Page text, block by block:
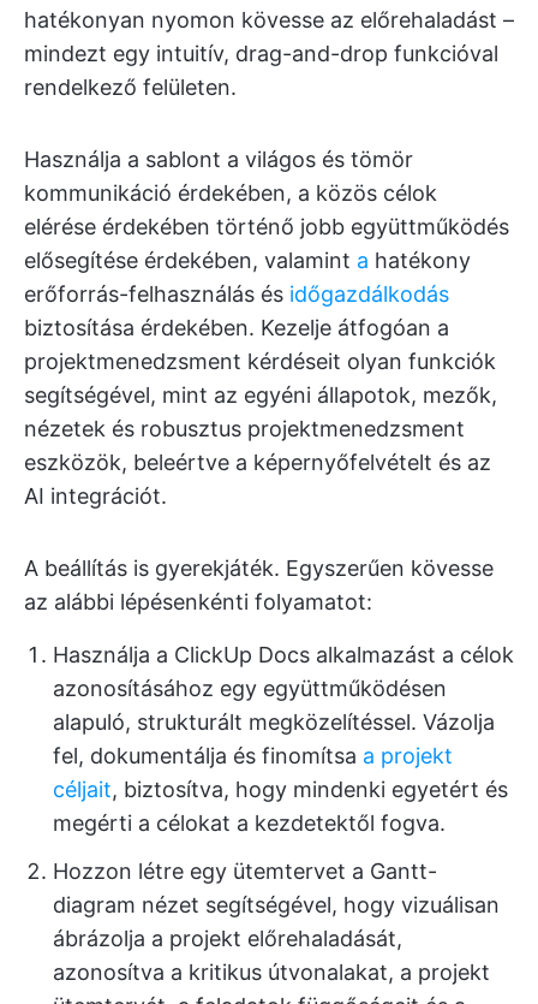
hatékonyan nyomon kövesse az előrehaladást –
mindezt egy intuitív, drag-and-drop funkcióval
rendelkező felületen.
Használja a sablont a világos és tömör
kommunikáció érdekében, a közös célok
elérése érdekében történő jobb együttműködés
elősegítése érdekében, valamint a hatékony
erőforrás-felhasználás és időgazdálkodás
biztosítása érdekében. Kezelje átfogóan a
projektmenedzsment kérdéseit olyan funkciók
segítségével, mint az egyéni állapotok, mezők,
nézetek és robusztus projektmenedzsment
eszközök, beleértve a képernyőfelvételt és az
AI integrációt.
A beállítás is gyerekjáték. Egyszerűen kövesse
az alábbi lépésenkénti folyamatot:
Használja a ClickUp Docs alkalmazást a célok
azonosításához egy együttműködésen
alapuló, strukturált megközelítéssel. Vázolja
fel, dokumentálja és finomítsa a projekt
céljait, biztosítva, hogy mindenki egyetért és
megérti a célokat a kezdetektől fogva.
Hozzon létre egy ütemtervet a Gantt-
diagram nézet segítségével, hogy vizuálisan
ábrázolja a projekt előrehaladását,
azonosítva a kritikus útvonalakat, a projekt